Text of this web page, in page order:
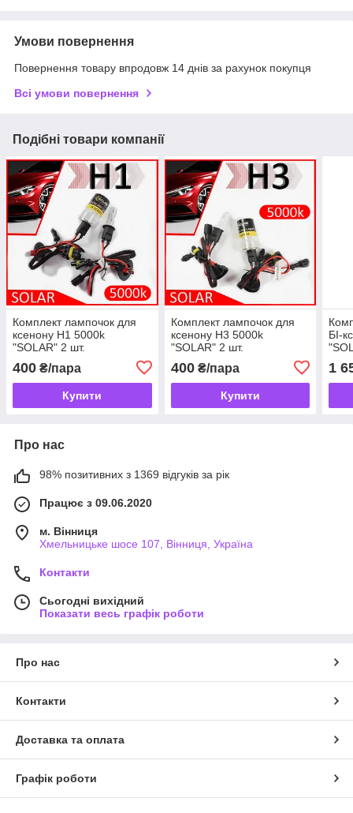
Умови повернення
Повернення товару впродовж 14 днів за рахунок покупця
Всі умови повернення
Подібні товари компанії
Комплект лампочок для
ксенону H1 5000k
"SOLAR" 2 шт.
400 ₴/пара
Купити
Комплект лампочок для
ксенону H3 5000k
"SOLAR" 2 шт.
400₴/пара
Купити
БІ-
1
Про нас
98% позитивних з 1369 відгуків за рік
Працює з 09.06.2020
м. Вінниця
Хмельницьке шосе 107, Вінниця, Україна
Контакти
Сьогодні вихідний
Показати весь графік роботи
Про нас
Контакти
Доставка та оплата
Графік роботи